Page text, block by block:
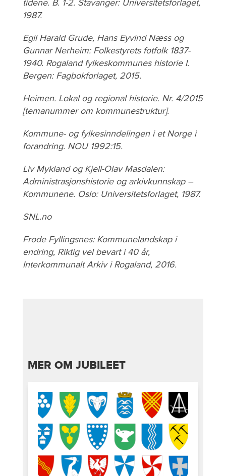
tidene. B. 1-2. Stavanger: Universitetsforlaget,
1987.
Egil Harald Grude, Hans Eyvind Næss og
Gunnar Nerheim: Folkestyrets fotfolk 1837-
1940. Rogaland fylkeskommunes historie I.
Bergen: Fagbokforlaget, 2015.
Heimen. Lokal og regional historie. Nr. 4/2015
[temanummer om kommunestruktur].
Kommune- og fylkesinndelingen i et Norge i
forandring. NOU 1992:15.
Liv Mykland og Kjell-Olav Masdalen:
Administrasjonshistorie og arkivkunnskap –
Kommunene. Oslo: Universitetsforlaget, 1987.
SNL.no
Frode Fyllingsnes: Kommunelandskap i
endring, Riktig vel bevart i 40 år,
Interkommunalt Arkiv i Rogaland, 2016.
MER OM JUBILEET